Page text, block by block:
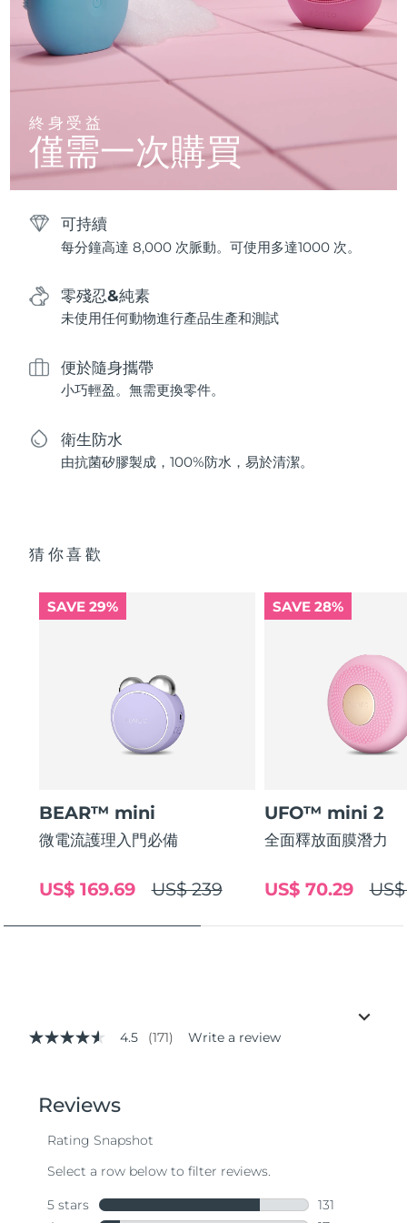
終身受益
僅需一次購買
可持續
每分鐘高達 8,000 次脈動。可使用多達1000 次。
零殘忍&純素
未使用任何動物進行產品生產和測試
便於隨身攜帶
小巧輕盈。無需更換零件。
衛生防水
由抗菌矽膠製成，100%防水，易於清潔。
猜你喜歡
SAVE 29%
BEAR™ mini
微電流護理入門必備
US$ 239
US$ 169.69
SAVE 28%
UFO™ mini 2
全面釋放面膜潛力
US$ 70.29
4.5
stars,
average
value.
171
Same
page
4.5 (171) Write a review